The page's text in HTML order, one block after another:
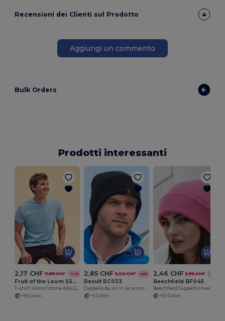
Recensioni dei Clienti sul Prodotto
Aggiungi un commento
Bulk Orders
Prodotti interessanti
2,17 CHF 7,89 CHF -72%
Fruit of the Loom SS048
T-shirt Uomo Cotone Alta Qualità
+19 Colori
2,85 CHF 5,26 CHF -46%
Result RC033
Cappello da sci in lana con isolamento Thinsulate
+5 Colori
2,46 CHF 3,96 CHF -38%
Beechfield BF045
+53 Colori